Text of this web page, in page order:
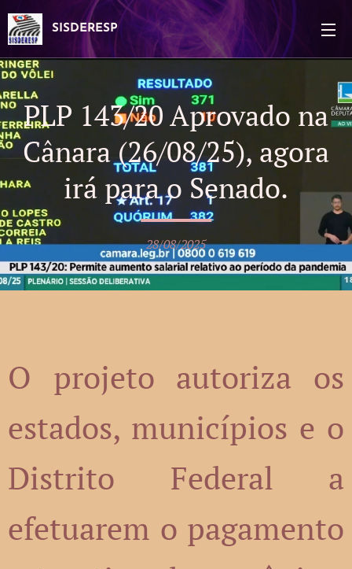
SISDERESP
PLP 143/20 Aprovado na
Cânara (26/08/25), agora
irá para o Senado.
28/08/2025
O projeto autoriza os
estados, municípios e o
Distrito Federal a
efetuarem o pagamento